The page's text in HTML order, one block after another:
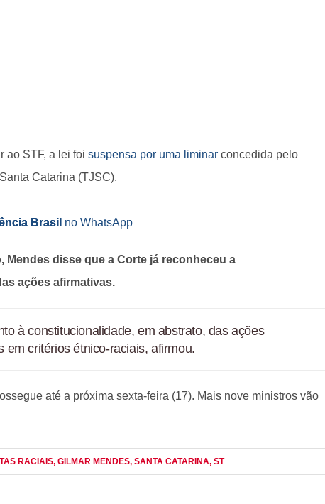
ao STF, a lei foi suspensa por uma liminar concedida pelo
Catarina (TJSC).
Brasil no WhatsApp
Mendes disse que a Corte já reconheceu a
ações afirmativas.
à constitucionalidade, em abstrato, das ações
em critérios étnico-raciais, afirmou.
até a próxima sexta-feira (17). Mais nove ministros vão
RACIAIS, GILMAR MENDES, SANTA CATARINA, ST